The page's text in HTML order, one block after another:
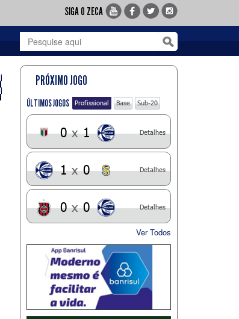
SIGA O ZECA
PRÓXIMO JOGO
ÚLTIMOS JOGOS Profissional Base Sub-20
0 x 1 Detalhes
1 x 0 Detalhes
0 x 0 Detalhes
Ver Todos